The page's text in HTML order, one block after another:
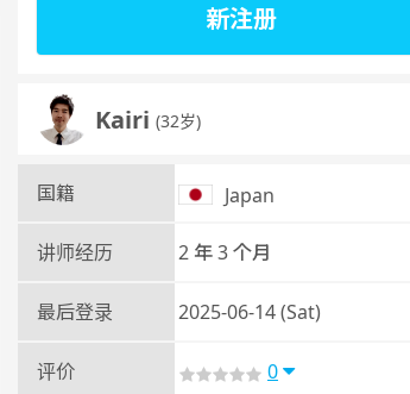
新注册
Kairi (32岁)
国籍 Japan
讲师经历 2 年 3 个月
最后登录 2025-06-14 (Sat)
评价 0